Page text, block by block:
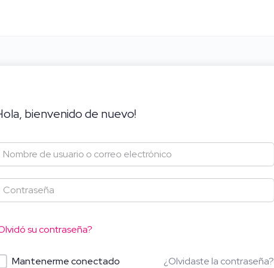
bienvenido de nuevo!
su contraseña?
Mantenerme conectado ¿Olvidaste la contraseña?